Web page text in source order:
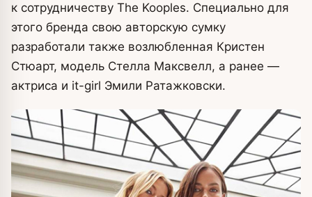
к сотрудничеству The Kooples. Специально для
этого бренда свою авторскую сумку
разработали также возлюбленная Кристен
Стюарт, модель Стелла Максвелл, а ранее —
актриса и it-girl Эмили Ратажковски.